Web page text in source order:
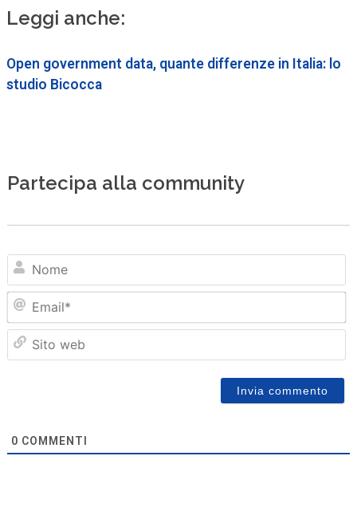
Leggi anche:
Open government data, quante differenze in Italia: lo
studio Bicocca
Partecipa alla community
0 COMMENTI